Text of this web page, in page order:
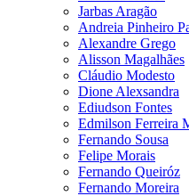
Jarbas Aragão
Andreia Pinheiro
Alexandre Grego
Alisson Magalhães
Cláudio Modesto
Dione Alexsandra
Ediudson Fontes
Edmilson Ferreira
Fernando Sousa
Felipe Morais
Fernando Queiróz
Fernando Moreira